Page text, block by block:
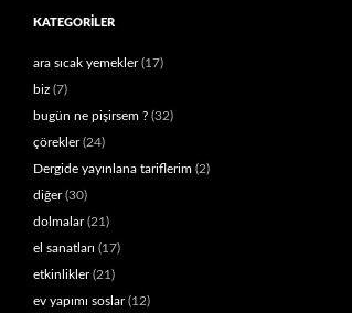
KATEGORILER
ara sıcak yemekler(17)
biz (7)
bugün ne pişirsem ? (32)
çörekler(24)
Dergide yayınlana tariflerim (2)
diğer(30)
dolmalar(21)
el sanatları (17)
etkinlikler(21)
ev yapımı soslar(12)